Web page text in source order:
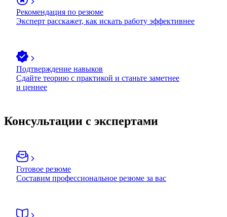
Рекомендация по резюме
Эксперт расскажет, как искать работу эффективнее
Подтверждение навыков
Сдайте теорию с практикой и станьте заметнее
и ценнее
Консультации с экспертами
Готовое резюме
Составим профессиональное резюме за вас